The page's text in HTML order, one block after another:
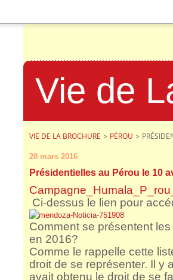
Vie de
VIE DE LA BROCHURE > PÉROU >
28 mars 2016
Présidentielles au Pérou le 10
Ci-dessus le lien pour
Comment se présentent
en 2016?
Comme le rappelle cette
droit de se représenter. Il y
avait obtenu le droit de se